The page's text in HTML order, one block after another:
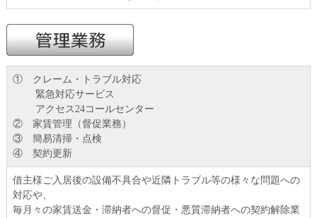
① クレーム・トラブル対応
緊急対応サービス
アクセス24コールセンター
② 家賃管理（督促業務）
③ 簡易清掃・点検
④ 契約更新
借主様ご入居後の設備不具合や近隣トラブル等の様々な問題への
対応や、
毎月々の家賃送金・滞納者への督促・悪質滞納者への契約解除業